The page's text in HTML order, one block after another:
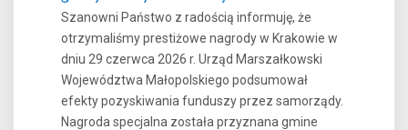
Szanowni Państwo z radością informuję, że
otrzymaliśmy prestiżowe nagrody w Krakowie w
dniu 29 czerwca 2026 r. Urząd Marszałkowski
Województwa Małopolskiego podsumował
efekty pozyskiwania funduszy przez samorządy.
Nagroda specjalna została przyznana gmine